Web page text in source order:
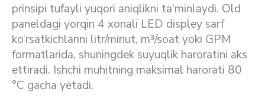
prinsipi tufayli yuqori aniqlikni ta’minlaydi. Old
paneldagi yorqin 4 xonali LED displey sarf
ko‘rsatkichlarini litr/minut, m³/soat yoki GPM
formatlarida, shuningdek suyuqlik haroratini aks
ettiradi. Ishchi muhitning maksimal harorati 80
°C gacha yetadi.